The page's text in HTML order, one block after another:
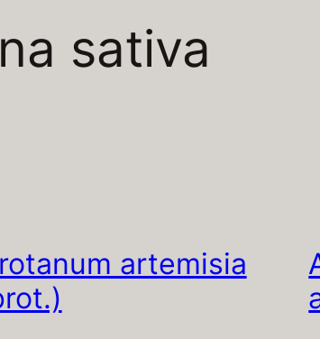
sativa
artemisia